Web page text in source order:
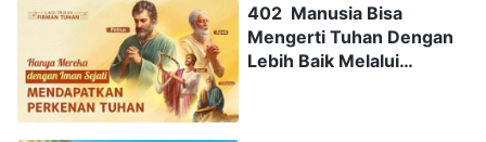
402 Manusia Bisa
Mengerti Tuhan Dengan
Lebih Baik Melalui